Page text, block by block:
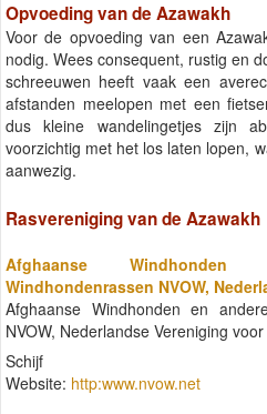
Opvoeding van de Azawakh
Voor de opvoeding van een
nodig. Wees consequent, rustig en
schreeuwen heeft vaak een
afstanden meelopen met een
dus kleine wandelingetjes zijn
voorzichtig met het los laten lopen,
aanwezig.
Rasvereniging van de Azawakh
Afghaanse
Windhondenrassen NVOW,
Afghaanse Windhonden en
NVOW, Nederlandse Vereniging voor
Schijf
Website: http:www.nvow.net